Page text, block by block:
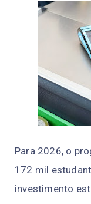
Para 2026, o
172 mil
investimento